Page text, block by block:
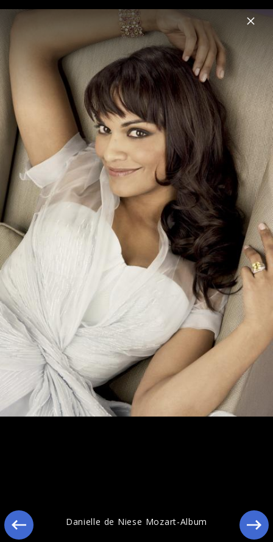
Menu
Danielle de Niese
News Musik Videos Fotos Biografie
Beauty of the Baroque
Danielle de Niese Mozart-Album